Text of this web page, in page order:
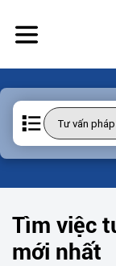
Tìm việc
mới nhất